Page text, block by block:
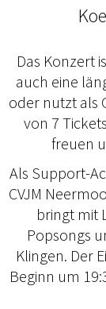
Das Konzert
auch eine
oder nutzt als
von 7
freuen
Als Support-
CVJM
bringt mit
Popsongs
Klingen. Der
Beginn um